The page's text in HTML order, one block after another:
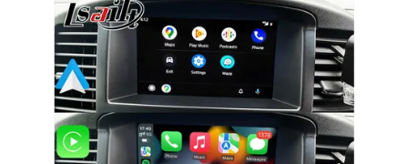
SITEMAP
PRIVACY
POLICY